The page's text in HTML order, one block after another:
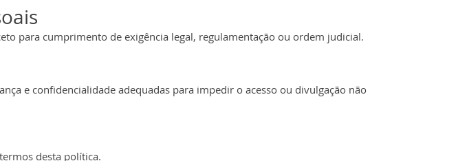
para cumprimento de exigência legal, regulamentação ou ordem judicial.
e confidencialidade adequadas para impedir o acesso ou divulgação não
desta política.